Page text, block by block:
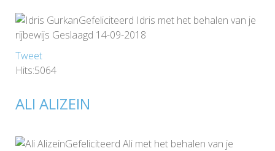
Gefeliciteerd Idris met het behalen van je
rijbewijs Geslaagd 14-09-2018
Tweet
Hits:5064
ALI ALIZEIN
Gefeliciteerd Ali met het behalen van je